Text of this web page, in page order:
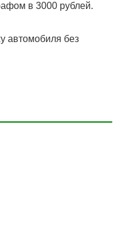
в 3000 рублей.
автомобиля без